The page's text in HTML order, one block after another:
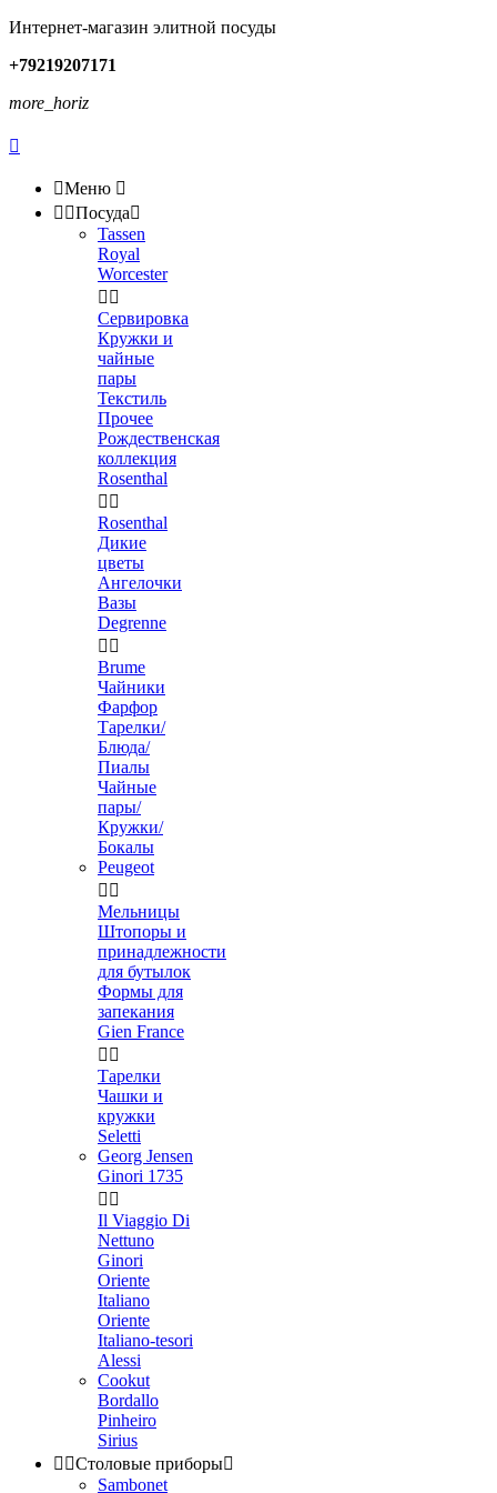
Интернет-магазин элитной посуды
+79219207171
more_horiz

Меню 
 Посуда
Tassen
Royal
Worcester
 
Сервировка
Кружки и
чайные
пары
Текстиль
Прочее
Рождественская
коллекция
Rosenthal
 
Rosenthal
Дикие
цветы
Ангелочки
Вазы
Degrenne
 
Brume
Чайники
Фарфор
Тарелки/
Блюда/
Пиалы
Чайные
пары/
Кружки/
Бокалы
Peugeot
 
Мельницы
Штопоры и
принадлежности
для бутылок
Формы для
запекания
Gien France
 
Тарелки
Чашки и
кружки
Seletti
Georg Jensen
Ginori 1735
 
Il Viaggio Di
Nettuno
Ginori
Oriente
Italiano
Oriente
Italiano-tesori
Alessi
Cookut
Bordallo
Pinheiro
Sirius
 Столовые приборы
Sambonet